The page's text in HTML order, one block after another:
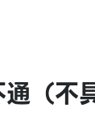
（不